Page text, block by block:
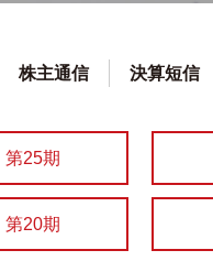
株主通信 決算短信
第25期
第20期